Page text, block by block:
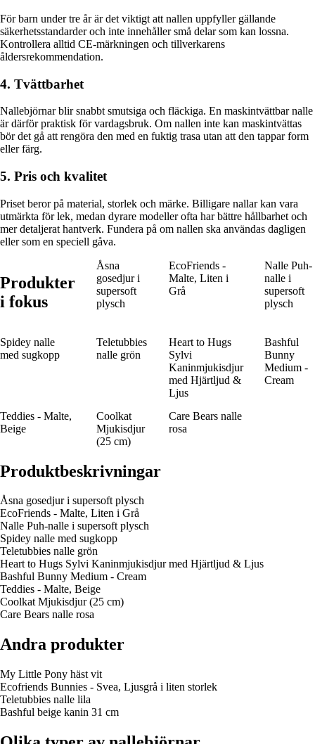
För barn under tre år är det viktigt att nallen uppfyller gällande
säkerhetsstandarder och inte innehåller små delar som kan lossna.
Kontrollera alltid CE-märkningen och tillverkarens
åldersrekommendation.
4. Tvättbarhet
Nallebjörnar blir snabbt smutsiga och fläckiga. En maskintvättbar nalle
är därför praktisk för vardagsbruk. Om nallen inte kan maskintvättas
bör det gå att rengöra den med en fuktig trasa utan att den tappar form
eller färg.
5. Pris och kvalitet
Priset beror på material, storlek och märke. Billigare nallar kan vara
utmärkta för lek, medan dyrare modeller ofta har bättre hållbarhet och
mer detaljerat hantverk. Fundera på om nallen ska användas dagligen
eller som en speciell gåva.
Produkter
i fokus
Åsna
gosedjur i
supersoft
plysch
EcoFriends -
Malte, Liten i
Grå
Nalle Puh-
nalle i
supersoft
plysch
Spidey nalle
med sugkopp
Teletubbies
nalle grön
Heart to Hugs
Sylvi
Kaninmjukisdjur
med Hjärtljud &
Ljus
Bashful
Bunny
Medium -
Cream
Teddies - Malte,
Beige
Coolkat
Mjukisdjur
(25 cm)
Care Bears nalle
rosa
Produktbeskrivningar
Åsna gosedjur i supersoft plysch
EcoFriends - Malte, Liten i Grå
Nalle Puh-nalle i supersoft plysch
Spidey nalle med sugkopp
Teletubbies nalle grön
Heart to Hugs Sylvi Kaninmjukisdjur med Hjärtljud & Ljus
Bashful Bunny Medium - Cream
Teddies - Malte, Beige
Coolkat Mjukisdjur (25 cm)
Care Bears nalle rosa
Andra produkter
My Little Pony häst vit
Ecofriends Bunnies - Svea, Ljusgrå i liten storlek
Teletubbies nalle lila
Bashful beige kanin 31 cm